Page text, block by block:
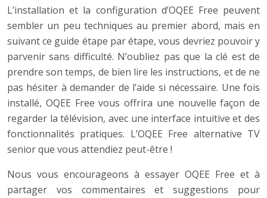
L’installation et la configuration d’OQEE Free peuvent
sembler un peu techniques au premier abord, mais en
suivant ce guide étape par étape, vous devriez pouvoir y
parvenir sans difficulté. N’oubliez pas que la clé est de
prendre son temps, de bien lire les instructions, et de ne
pas hésiter à demander de l’aide si nécessaire. Une fois
installé, OQEE Free vous offrira une nouvelle façon de
regarder la télévision, avec une interface intuitive et des
fonctionnalités pratiques. L’OQEE Free alternative TV
senior que vous attendiez peut-être !
Nous vous encourageons à essayer OQEE Free et à
partager vos commentaires et suggestions pour